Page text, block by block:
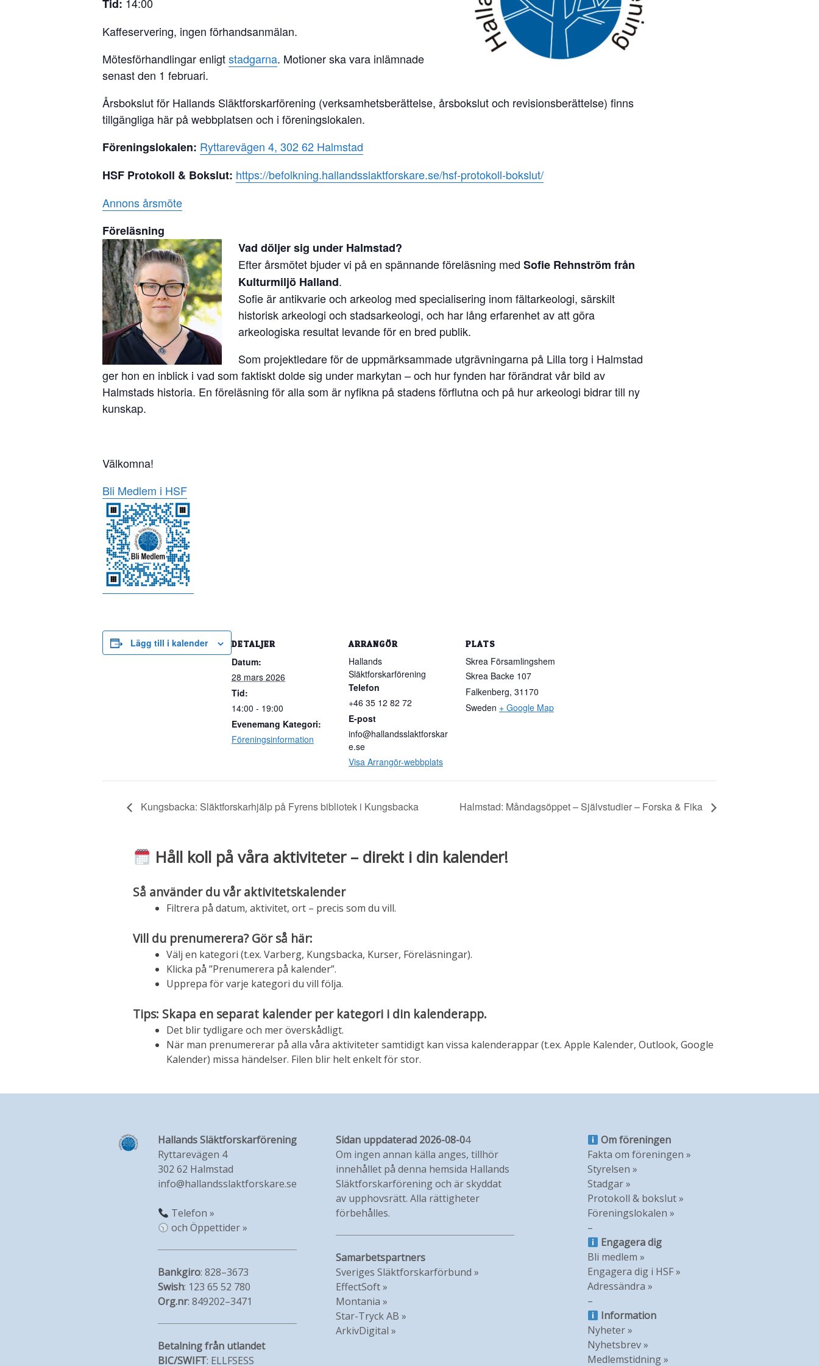
Tid:
Kaffeservering, ingen förhandsanmälan.
Mötesförhandlingar enligtstadgarna. Motioner ska vara inlämnade
senast den 1 februari.
Årsbokslut för Hallands Släktforskarförening (verksamhetsberättelse, årsbokslut och revisionsberättelse) finns
tillgängliga här på webbplatsen och i föreningslokalen.
Föreningslokalen: Ryttarevägen 4, 302 62 Halmstad
HSF Protokoll & Bokslut: https://befolkning.hallandsslaktforskare.se/hsf-protokoll-bokslut/
Annons årsmöte
Föreläsning
Vad döljer sig under Halmstad?
Efter årsmötet bjuder vi på en spännande föreläsning med Sofie Rehnström från
Kulturmiljö Halland.
Sofie är antikvarie och arkeolog med specialisering inom fältarkeologi, särskilt
historisk arkeologi och stadsarkeologi, och har lång erfarenhet av att göra
arkeologiska resultat levande för en bred publik.
Som projektledare för de uppmärksammade utgrävningarna på Lilla torg i Halmstad
ger hon en inblick i vad som faktiskt dolde sig under markytan – och hur fynden har förändrat vår bild av
Halmstads historia. En föreläsning för alla som är nyfikna på stadens förflutna och på hur arkeologi bidrar till ny
kunskap.
Välkomna!
Bli Medlem i HSF
Lägg till i kalender DETALJER
Datum:
28 mars 2026
Tid:
14:00 - 19:00
Evenemang Kategori:
Föreningsinformation
ARRANGÖR
Hallands
Släktforskarförening
Telefon
+46 35 12 82 72
E-post
info@hallandsslaktforskar
e.se
Visa Arrangör-webbplats
PLATS
Skrea Församlingshem
Skrea Backe 107
Falkenberg, 31170
Sweden + Google Map
Kungsbacka: Släktforskarhjälp på Fyrens bibliotek i Kungsbacka Halmstad: Måndagsöppet – Självstudier – Forska & Fika
Håll koll på våra aktiviteter – direkt i din kalender!
Så använder du vår aktivitetskalender
Filtrera på datum, aktivitet, ort – precis som du vill.
Vill du prenumerera? Gör så här:
Välj en kategori (t.ex. Varberg, Kungsbacka, Kurser, Föreläsningar).
Klicka på ”Prenumerera på kalender”.
Upprepa för varje kategori du vill följa.
Tips: Skapa en separat kalender per kategori i din kalenderapp.
Det blir tydligare och mer överskådligt.
När man prenumererar på alla våra aktiviteter samtidigt kan vissa kalenderappar (t.ex. Apple Kalender, Outlook, Google
Kalender) missa händelser. Filen blir helt enkelt för stor.
Hallands Släktforskarförening
Ryttarevägen 4
302 62 Halmstad
info@hallandsslaktforskare.se
Telefon »
och Öppettider »
Bankgiro: 828–3673
Swish: 123 65 52 780
Org.nr: 849202–3471
Betalning från utlandet
BIC/SWIFT: ELLFSESS
Sidan uppdaterad 2026-08-04
Om ingen annan källa anges, tillhör
innehållet på denna hemsida Hallands
Släktforskarförening och är skyddat
av upphovsrätt. Alla rättigheter
förbehålles.
Samarbetspartners
Sveriges Släktforskarförbund »
EffectSoft »
Montania »
Star-Tryck AB »
ArkivDigital »
Om föreningen
Fakta om föreningen »
Styrelsen »
Stadgar »
Protokoll & bokslut »
Föreningslokalen »
–
Engagera dig
Bli medlem »
Engagera dig i HSF »
Adressändra »
–
Information
Nyheter »
Nyhetsbrev »
Medlemstidning »